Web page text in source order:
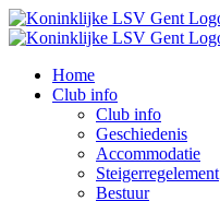
Home
Club info
Club info
Geschiedenis
Accommodatie
Steigerregelement
Bestuur